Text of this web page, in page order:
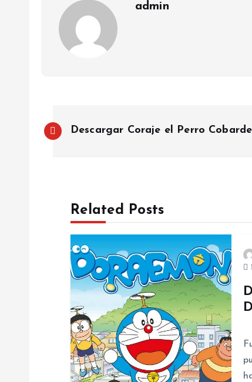
admin
P
Descargar Coraje el Perro Cobarde
Related Posts